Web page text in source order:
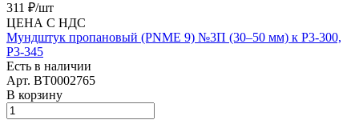
311 ₽/шт
ЦЕНА С НДС
Мундштук пропановый (PNME 9) №3П (30–50 мм) к Р3-300,
Р3-345
Есть в наличии
Арт. BT0002765
В корзину